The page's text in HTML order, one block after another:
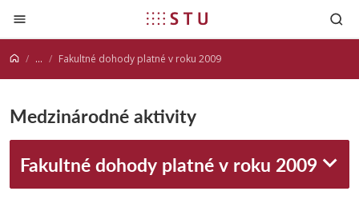
Prejsť na obsah
... Fakultné dohody platné v roku 2009
Medzinárodné aktivity
Fakultné dohody platné v roku 2009